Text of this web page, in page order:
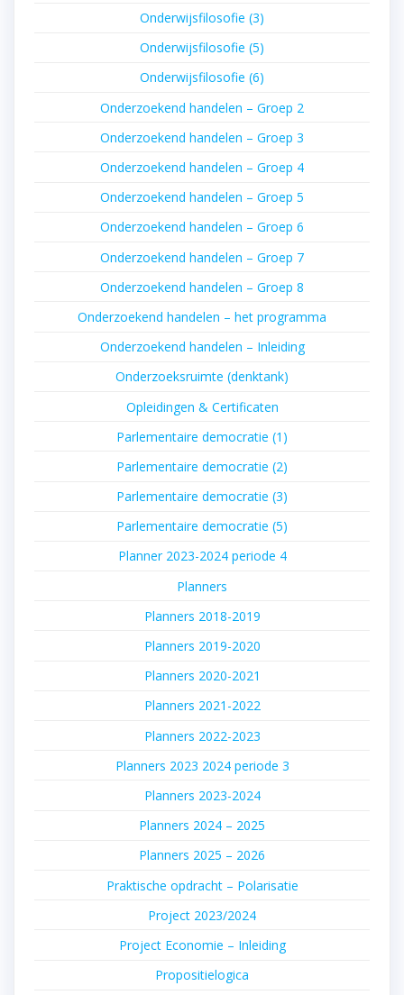
Onderwijsfilosofie (3)
Onderwijsfilosofie (5)
Onderwijsfilosofie (6)
Onderzoekend handelen – Groep 2
Onderzoekend handelen – Groep 3
Onderzoekend handelen – Groep 4
Onderzoekend handelen – Groep 5
Onderzoekend handelen – Groep 6
Onderzoekend handelen – Groep 7
Onderzoekend handelen – Groep 8
Onderzoekend handelen – het programma
Onderzoekend handelen – Inleiding
Onderzoeksruimte (denktank)
Opleidingen & Certificaten
Parlementaire democratie (1)
Parlementaire democratie (2)
Parlementaire democratie (3)
Parlementaire democratie (5)
Planner 2023-2024 periode 4
Planners
Planners 2018-2019
Planners 2019-2020
Planners 2020-2021
Planners 2021-2022
Planners 2022-2023
Planners 2023 2024 periode 3
Planners 2023-2024
Planners 2024 – 2025
Planners 2025 – 2026
Praktische opdracht – Polarisatie
Project 2023/2024
Project Economie – Inleiding
Propositielogica